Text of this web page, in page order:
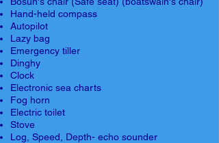
Hand-held compass
Autopilot
Lazy bag
Emergency tiller
Dinghy
Clock
Electronic sea charts
Fog horn
Electric toilet
Stove
Log, Speed, Depth- echo sounder